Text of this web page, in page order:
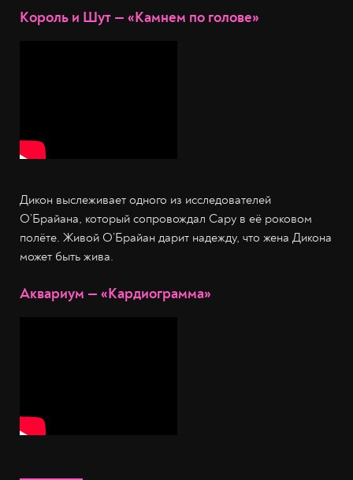
Король и Шут — «Камнем по голове»
Дикон выслеживает одного из исследователей
О’Брайана, который сопровождал Сару в её роковом
полёте. Живой О’Брайан дарит надежду, что жена Дикона
может быть жива.
Аквариум — «Кардиограмма»